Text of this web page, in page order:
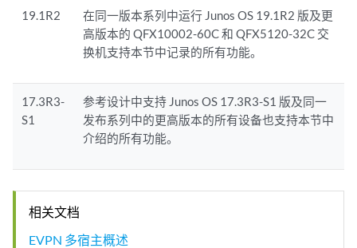
19.1R2
在同一版本系列中运行 Junos OS 19.1R2 版及更
高版本的 QFX10002-60C 和 QFX5120-32C 交
换机支持本节中记录的所有功能。
17.3R3-
S1
参考设计中支持 Junos OS 17.3R3-S1 版及同一
发布系列中的更高版本的所有设备也支持本节中
介绍的所有功能。
相关文档
EVPN 多宿主概述